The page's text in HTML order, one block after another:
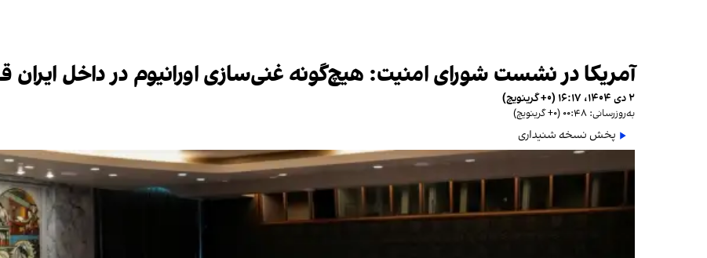
آمریکا در نشست شورای امنیت: هیچ‌گونه غنی‌سازی اورانیوم در داخل
۲ دی ۱۴۰۴، ۱۶:۱۷ (‎+۰ گرینویچ)
به‌روزرسانی: ۰۰:۴۸ (‎+۰ گرینویچ)
پخش نسخه شنیداری